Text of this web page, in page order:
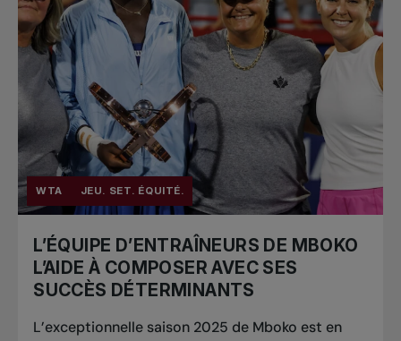
WTA JEU. SET. ÉQUITÉ.
L’ÉQUIPE D’ENTRAÎNEURS DE MBOKO
L’AIDE À COMPOSER AVEC SES
SUCCÈS DÉTERMINANTS
L’exceptionnelle saison 2025 de Mboko est en